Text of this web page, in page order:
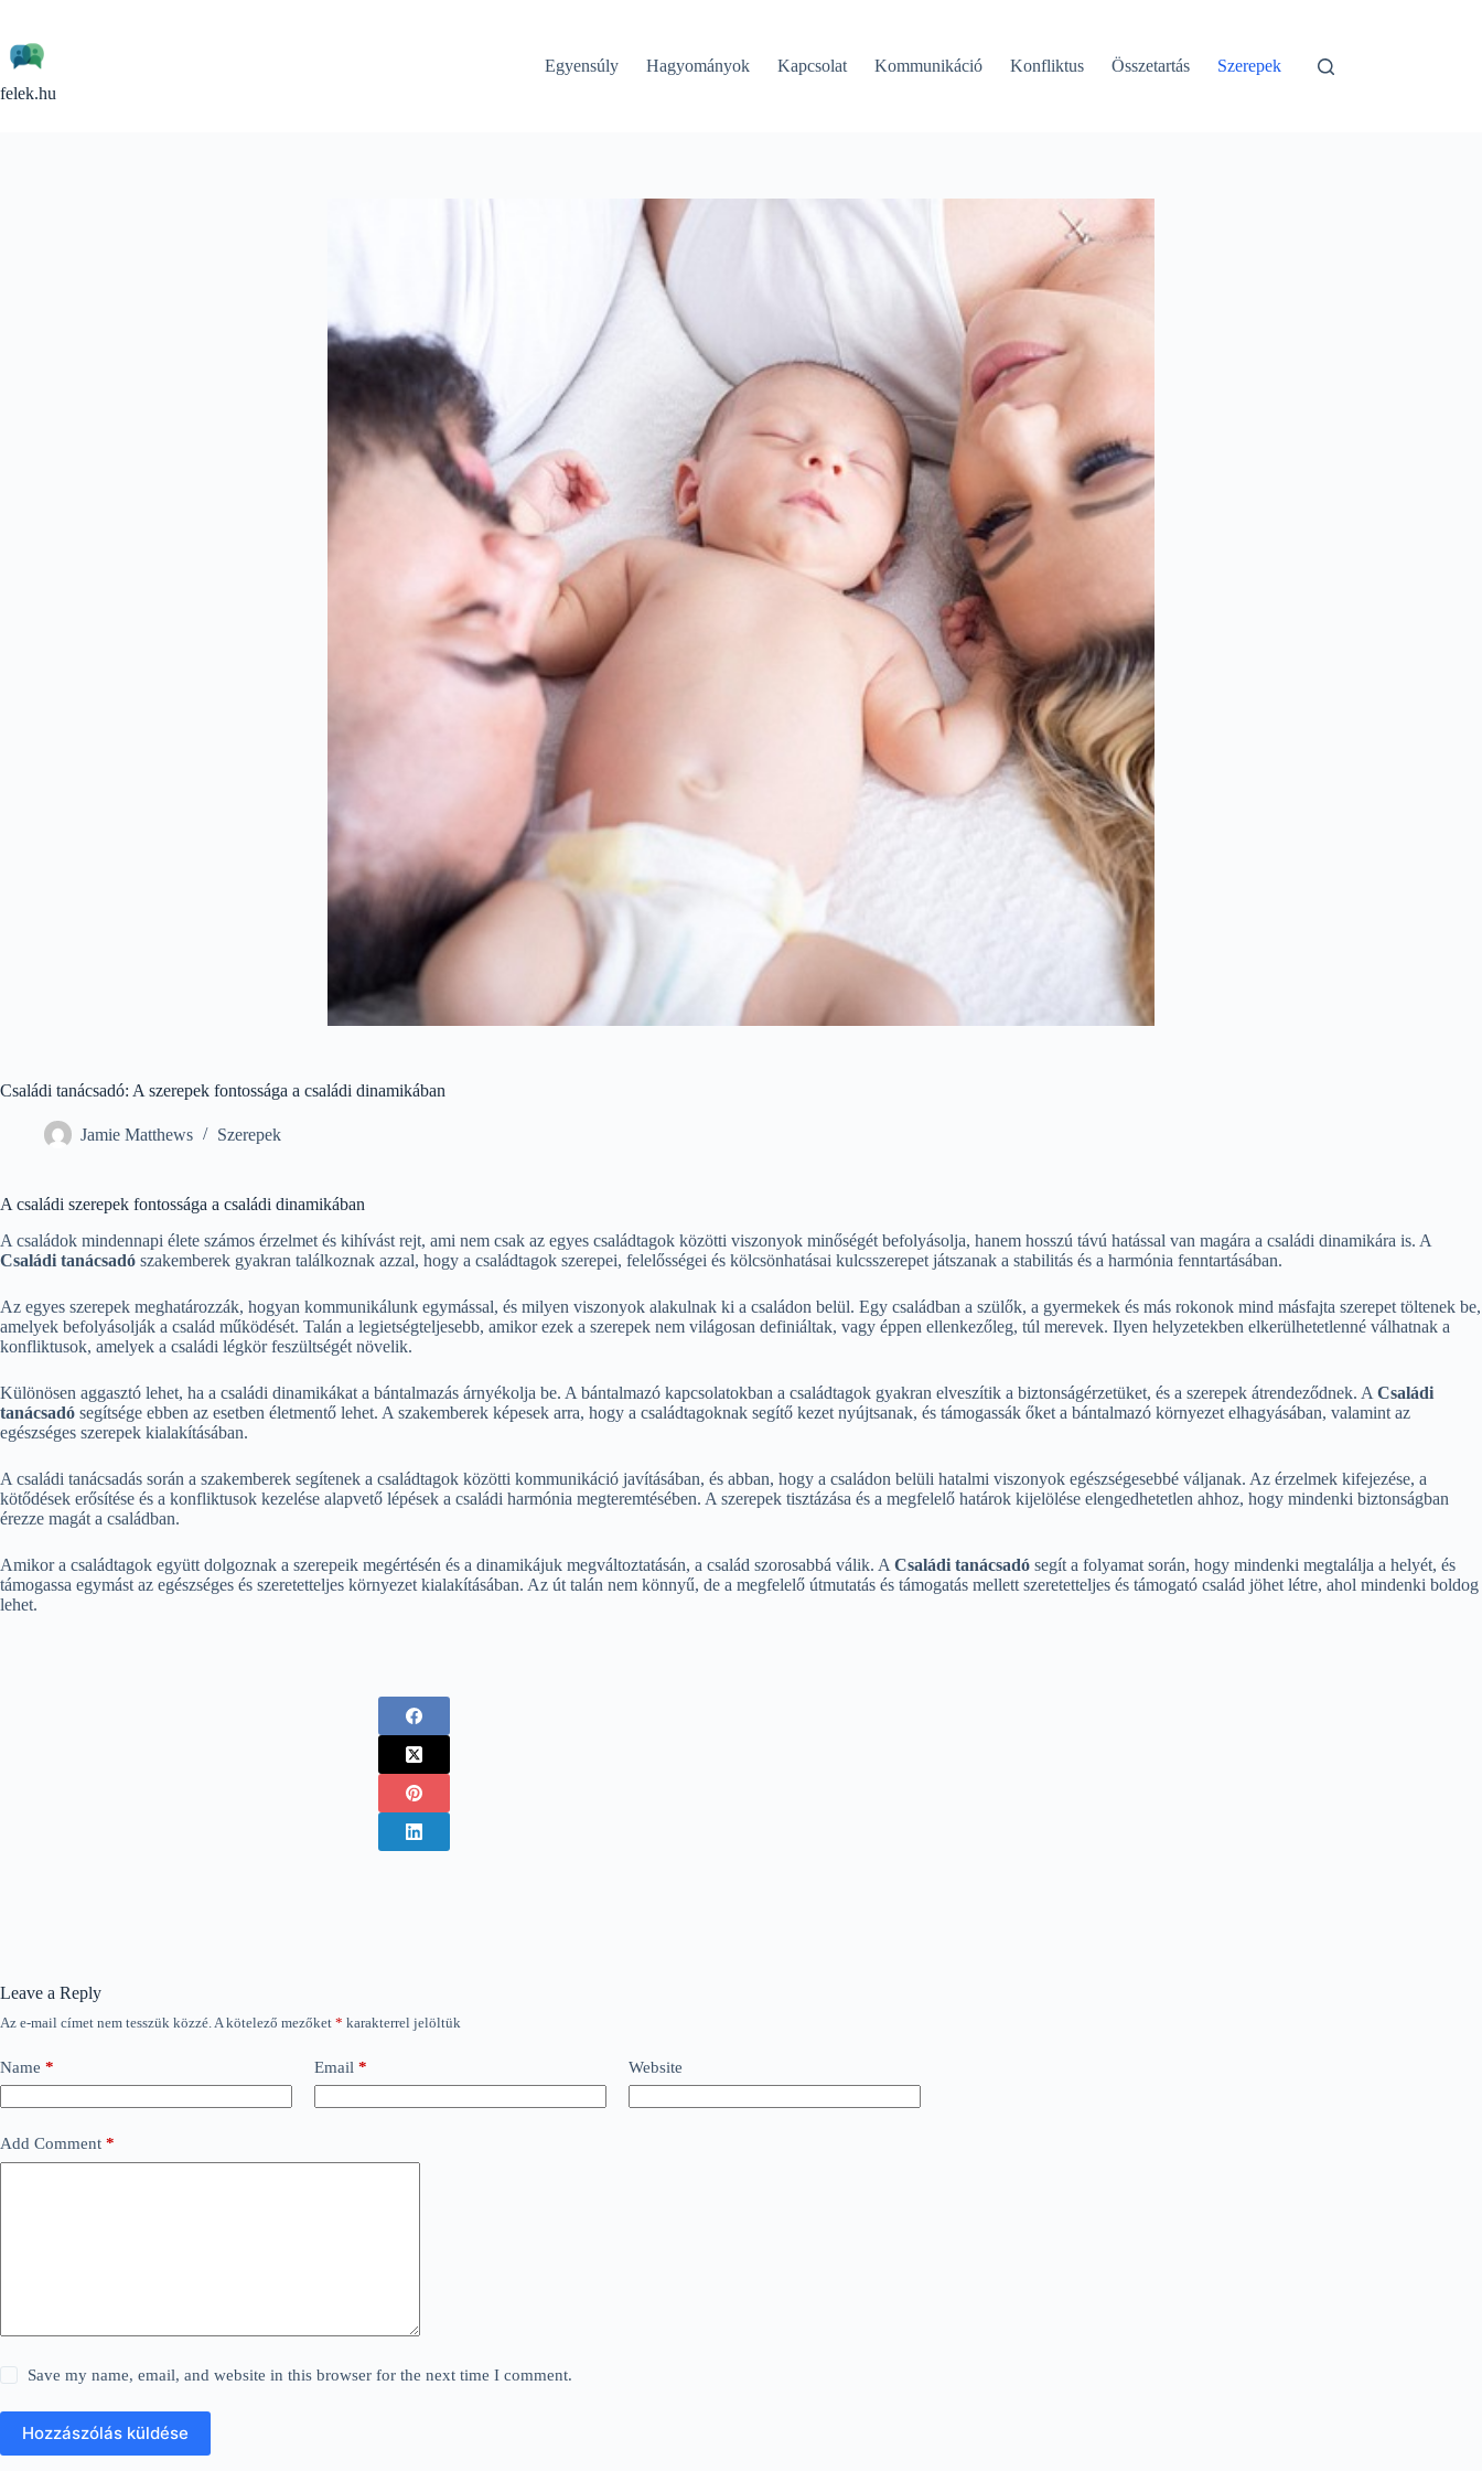
content
felek.hu
Egyensúly Hagyományok Kapcsolat Kommunikáció Konfliktus Összetartás Szerepek
Családi tanácsadó: A szerepek fontossága a családi dinamikában
Jamie Matthews Szerepek
A családi szerepek fontossága a családi dinamikában
A családok mindennapi élete számos érzelmet és kihívást rejt, ami nem csak az egyes családtagok közötti viszonyok minőségét befolyásolja, hanem hosszú távú hatással van magára a családi dinamikára is. A
Családi tanácsadó szakemberek gyakran találkoznak azzal, hogy a családtagok szerepei, felelősségei és kölcsönhatásai kulcsszerepet játszanak a stabilitás és a harmónia fenntartásában.
Az egyes szerepek meghatározzák, hogyan kommunikálunk egymással, és milyen viszonyok alakulnak ki a családon belül. Egy családban a szülők, a gyermekek és más rokonok mind másfajta szerepet töltenek be,
amelyek befolyásolják a család működését. Talán a legietségteljesebb, amikor ezek a szerepek nem világosan definiáltak, vagy éppen ellenkezőleg, túl merevek. Ilyen helyzetekben elkerülhetetlenné válhatnak a
konfliktusok, amelyek a családi légkör feszültségét növelik.
Különösen aggasztó lehet, ha a családi dinamikákat a bántalmazás árnyékolja be. A bántalmazó kapcsolatokban a családtagok gyakran elveszítik a biztonságérzetüket, és a szerepek átrendeződnek. A Családi
tanácsadó segítsége ebben az esetben életmentő lehet. A szakemberek képesek arra, hogy a családtagoknak segítő kezet nyújtsanak, és támogassák őket a bántalmazó környezet elhagyásában, valamint az
egészséges szerepek kialakításában.
A családi tanácsadás során a szakemberek segítenek a családtagok közötti kommunikáció javításában, és abban, hogy a családon belüli hatalmi viszonyok egészségesebbé váljanak. Az érzelmek kifejezése, a
kötődések erősítése és a konfliktusok kezelése alapvető lépések a családi harmónia megteremtésében. A szerepek tisztázása és a megfelelő határok kijelölése elengedhetetlen ahhoz, hogy mindenki biztonságban
érezze magát a családban.
Amikor a családtagok együtt dolgoznak a szerepeik megértésén és a dinamikájuk megváltoztatásán, a család szorosabbá válik. A Családi tanácsadó segít a folyamat során, hogy mindenki megtalálja a helyét, és
támogassa egymást az egészséges és szeretetteljes környezet kialakításában. Az út talán nem könnyű, de a megfelelő útmutatás és támogatás mellett szeretetteljes és támogató család jöhet létre, ahol mindenki boldog
lehet.
Leave a Reply
Az e-mail címet nem tesszük közzé. A kötelező mezőket * karakterrel jelöltük
Name * Email * Website
Add Comment *
Save my name, email, and website in this browser for the next time I comment.
Hozzászólás küldése